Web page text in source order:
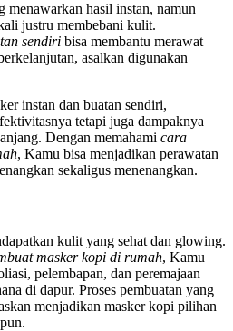
menawarkan hasil instan, namun
justru membebani kulit.
sendiri bisa membantu merawat
asalkan digunakan
instan dan buatan sendiri,
tetapi juga dampaknya
Dengan memahami cara
, Kamu bisa menjadikan perawatan
sekaligus menenangkan.
kulit yang sehat dan glowing.
masker kopi di rumah, Kamu
pelembapan, dan peremajaan
di dapur. Proses pembuatan yang
menjadikan masker kopi pilihan